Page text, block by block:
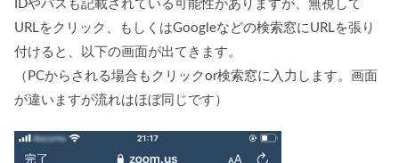
IDやパスも記載されている可能性がありますが、無視して
URLをクリック、もしくはGoogleなどの検索窓にURLを張り
付けると、以下の画面が出てきます。
（PCからされる場合もクリックor検索窓に入力します。画面
が違いますが流れはほぼ同じです）